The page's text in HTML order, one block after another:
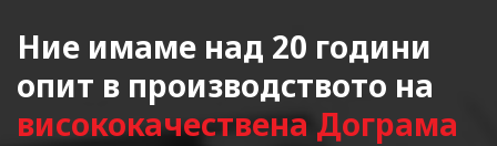
Ние имаме над 20 години
опит в производството на
висококачествена Дограма